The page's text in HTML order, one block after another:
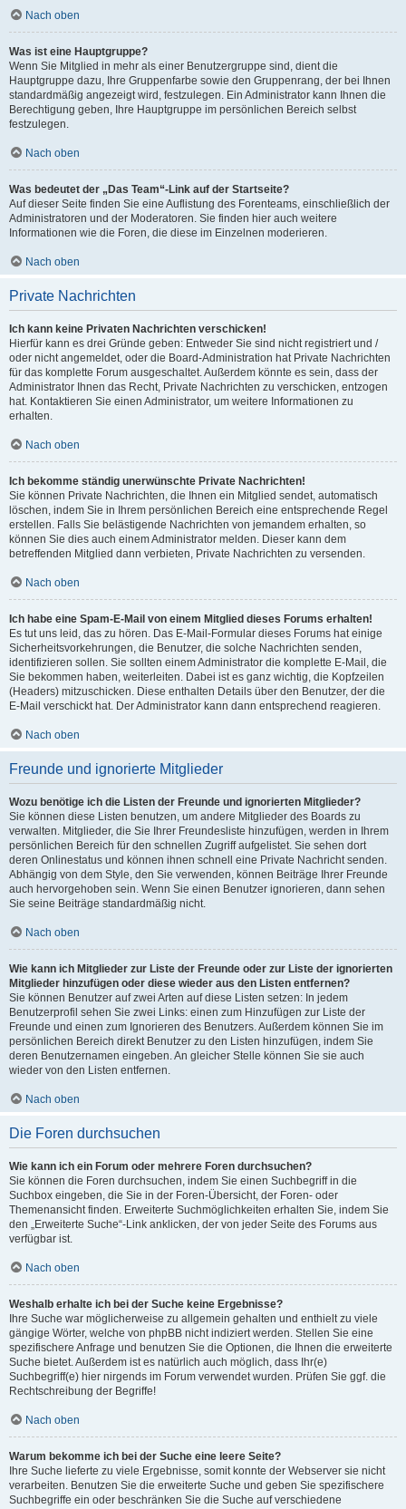
Nach oben
Was ist eine Hauptgruppe?
Wenn Sie Mitglied in mehr als einer Benutzergruppe sind, dient die
Hauptgruppe dazu, Ihre Gruppenfarbe sowie den Gruppenrang, der bei Ihnen
standardmäßig angezeigt wird, festzulegen. Ein Administrator kann Ihnen die
Berechtigung geben, Ihre Hauptgruppe im persönlichen Bereich selbst
festzulegen.
Nach oben
Was bedeutet der „Das Team“-Link auf der Startseite?
Auf dieser Seite finden Sie eine Auflistung des Forenteams, einschließlich der
Administratoren und der Moderatoren. Sie finden hier auch weitere
Informationen wie die Foren, die diese im Einzelnen moderieren.
Nach oben
Private Nachrichten
Ich kann keine Privaten Nachrichten verschicken!
Hierfür kann es drei Gründe geben: Entweder Sie sind nicht registriert und /
oder nicht angemeldet, oder die Board-Administration hat Private Nachrichten
für das komplette Forum ausgeschaltet. Außerdem könnte es sein, dass der
Administrator Ihnen das Recht, Private Nachrichten zu verschicken, entzogen
hat. Kontaktieren Sie einen Administrator, um weitere Informationen zu
erhalten.
Nach oben
Ich bekomme ständig unerwünschte Private Nachrichten!
Sie können Private Nachrichten, die Ihnen ein Mitglied sendet, automatisch
löschen, indem Sie in Ihrem persönlichen Bereich eine entsprechende Regel
erstellen. Falls Sie belästigende Nachrichten von jemandem erhalten, so
können Sie dies auch einem Administrator melden. Dieser kann dem
betreffenden Mitglied dann verbieten, Private Nachrichten zu versenden.
Nach oben
Ich habe eine Spam-E-Mail von einem Mitglied dieses Forums erhalten!
Es tut uns leid, das zu hören. Das E-Mail-Formular dieses Forums hat einige
Sicherheitsvorkehrungen, die Benutzer, die solche Nachrichten senden,
identifizieren sollen. Sie sollten einem Administrator die komplette E-Mail, die
Sie bekommen haben, weiterleiten. Dabei ist es ganz wichtig, die Kopfzeilen
(Headers) mitzuschicken. Diese enthalten Details über den Benutzer, der die
E-Mail verschickt hat. Der Administrator kann dann entsprechend reagieren.
Nach oben
Freunde und ignorierte Mitglieder
Wozu benötige ich die Listen der Freunde und ignorierten Mitglieder?
Sie können diese Listen benutzen, um andere Mitglieder des Boards zu
verwalten. Mitglieder, die Sie Ihrer Freundesliste hinzufügen, werden in Ihrem
persönlichen Bereich für den schnellen Zugriff aufgelistet. Sie sehen dort
deren Onlinestatus und können ihnen schnell eine Private Nachricht senden.
Abhängig von dem Style, den Sie verwenden, können Beiträge Ihrer Freunde
auch hervorgehoben sein. Wenn Sie einen Benutzer ignorieren, dann sehen
Sie seine Beiträge standardmäßig nicht.
Nach oben
Wie kann ich Mitglieder zur Liste der Freunde oder zur Liste der ignorierten
Mitglieder hinzufügen oder diese wieder aus den Listen entfernen?
Sie können Benutzer auf zwei Arten auf diese Listen setzen: In jedem
Benutzerprofil sehen Sie zwei Links: einen zum Hinzufügen zur Liste der
Freunde und einen zum Ignorieren des Benutzers. Außerdem können Sie im
persönlichen Bereich direkt Benutzer zu den Listen hinzufügen, indem Sie
deren Benutzernamen eingeben. An gleicher Stelle können Sie sie auch
wieder von den Listen entfernen.
Nach oben
Die Foren durchsuchen
Wie kann ich ein Forum oder mehrere Foren durchsuchen?
Sie können die Foren durchsuchen, indem Sie einen Suchbegriff in die
Suchbox eingeben, die Sie in der Foren-Übersicht, der Foren- oder
Themenansicht finden. Erweiterte Suchmöglichkeiten erhalten Sie, indem Sie
den „Erweiterte Suche“-Link anklicken, der von jeder Seite des Forums aus
verfügbar ist.
Nach oben
Weshalb erhalte ich bei der Suche keine Ergebnisse?
Ihre Suche war möglicherweise zu allgemein gehalten und enthielt zu viele
gängige Wörter, welche von phpBB nicht indiziert werden. Stellen Sie eine
spezifischere Anfrage und benutzen Sie die Optionen, die Ihnen die erweiterte
Suche bietet. Außerdem ist es natürlich auch möglich, dass Ihr(e)
Suchbegriff(e) hier nirgends im Forum verwendet wurden. Prüfen Sie ggf. die
Rechtschreibung der Begriffe!
Nach oben
Warum bekomme ich bei der Suche eine leere Seite?
Ihre Suche lieferte zu viele Ergebnisse, somit konnte der Webserver sie nicht
verarbeiten. Benutzen Sie die erweiterte Suche und geben Sie spezifischere
Suchbegriffe ein oder beschränken Sie die Suche auf verschiedene